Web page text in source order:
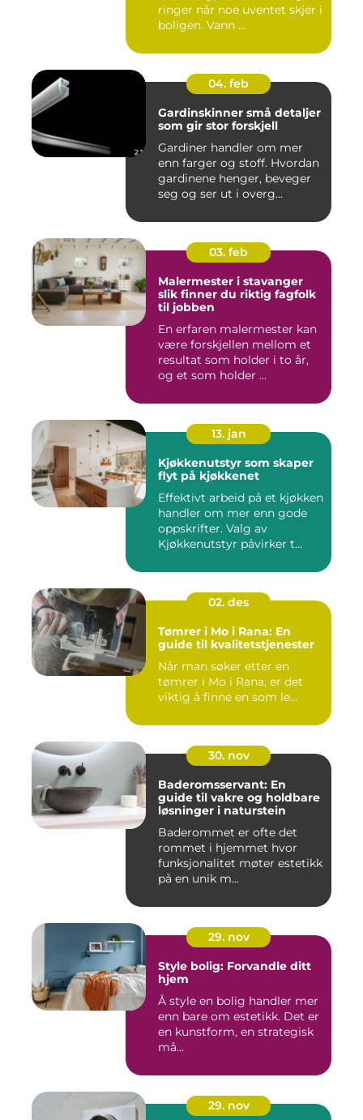
ringer når noe uventet skjer i
boligen. Vann ...
04. feb
Gardinskinner små detaljer
som gir stor forskjell
Gardiner handler om mer
enn farger og stoff. Hvordan
gardinene henger, beveger
seg og ser ut i overg...
03. feb
Malermester i stavanger
slik finner du riktig fagfolk
til jobben
En erfaren malermester kan
være forskjellen mellom et
resultat som holder i to år,
og et som holder ...
13. jan
Kjøkkenutstyr som skaper
flyt på kjøkkenet
Effektivt arbeid på et kjøkken
handler om mer enn gode
oppskrifter. Valg av
Kjøkkenutstyr påvirker t...
02. des
Tømrer i Mo i Rana: En
guide til kvalitetstjenester
Når man søker etter en
tømrer i Mo i Rana, er det
viktig å finne en som le...
30. nov
Baderomsservant: En
guide til vakre og holdbare
løsninger i naturstein
Baderommet er ofte det
rommet i hjemmet hvor
funksjonalitet møter estetikk
på en unik m...
29. nov
Style bolig: Forvandle ditt
hjem
Å style en bolig handler mer
enn bare om estetikk. Det er
en kunstform, en strategisk
må...
29. nov